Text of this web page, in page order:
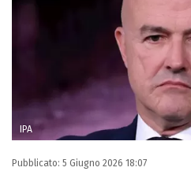
canzoni e ama i gatti.
IPA
Pubblicato: 5 Giugno 2026 18:07